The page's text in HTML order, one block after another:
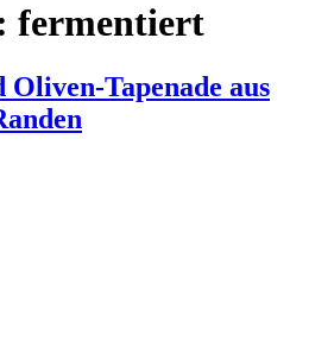
fermentiert
Tapenade aus